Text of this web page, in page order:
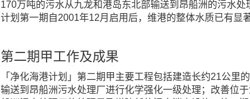
170万吨的污水从九龙和港岛东北部输送到昂船洲的污水
计划第一期自2001年12月启用后，维港的整体水质已有显
第二期甲工作及成果
「净化海港计划」第二期甲主要工程包括建造长约21公里
输送到昂船洲污水处理厂进行化学强化一级处理；改善位